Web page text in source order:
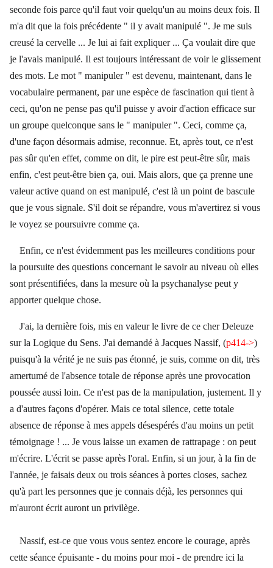
seconde fois parce qu'il faut voir quelqu'un au moins deux fois. Il
m'a dit que la fois précédente " il y avait manipulé ". Je me suis
creusé la cervelle ... Je lui ai fait expliquer ... Ça voulait dire que
je l'avais manipulé. Il est toujours intéressant de voir le glissement
des mots. Le mot " manipuler " est devenu, maintenant, dans le
vocabulaire permanent, par une espèce de fascination qui tient à
ceci, qu'on ne pense pas qu'il puisse y avoir d'action efficace sur
un groupe quelconque sans le " manipuler ". Ceci, comme ça,
d'une façon désormais admise, reconnue. Et, après tout, ce n'est
pas sûr qu'en effet, comme on dit, le pire est peut-être sûr, mais
enfin, c'est peut-être bien ça, oui. Mais alors, que ça prenne une
valeur active quand on est manipulé, c'est là un point de bascule
que je vous signale. S'il doit se répandre, vous m'avertirez si vous
le voyez se poursuivre comme ça.
Enfin, ce n'est évidemment pas les meilleures conditions pour
la poursuite des questions concernant le savoir au niveau où elles
sont présentifiées, dans la mesure où la psychanalyse peut y
apporter quelque chose.
J'ai, la dernière fois, mis en valeur le livre de ce cher Deleuze
sur la Logique du Sens. J'ai demandé à Jacques Nassif, (p414->)
puisqu'à la vérité je ne suis pas étonné, je suis, comme on dit, très
amertumé de l'absence totale de réponse après une provocation
poussée aussi loin. Ce n'est pas de la manipulation, justement. Il y
a d'autres façons d'opérer. Mais ce total silence, cette totale
absence de réponse à mes appels désespérés d'au moins un petit
témoignage ! ... Je vous laisse un examen de rattrapage : on peut
m'écrire. L'écrit se passe après l'oral. Enfin, si un jour, à la fin de
l'année, je faisais deux ou trois séances à portes closes, sachez
qu'à part les personnes que je connais déjà, les personnes qui
m'auront écrit auront un privilège.
Nassif, est-ce que vous vous sentez encore le courage, après
cette séance épuisante - du moins pour moi - de prendre ici la